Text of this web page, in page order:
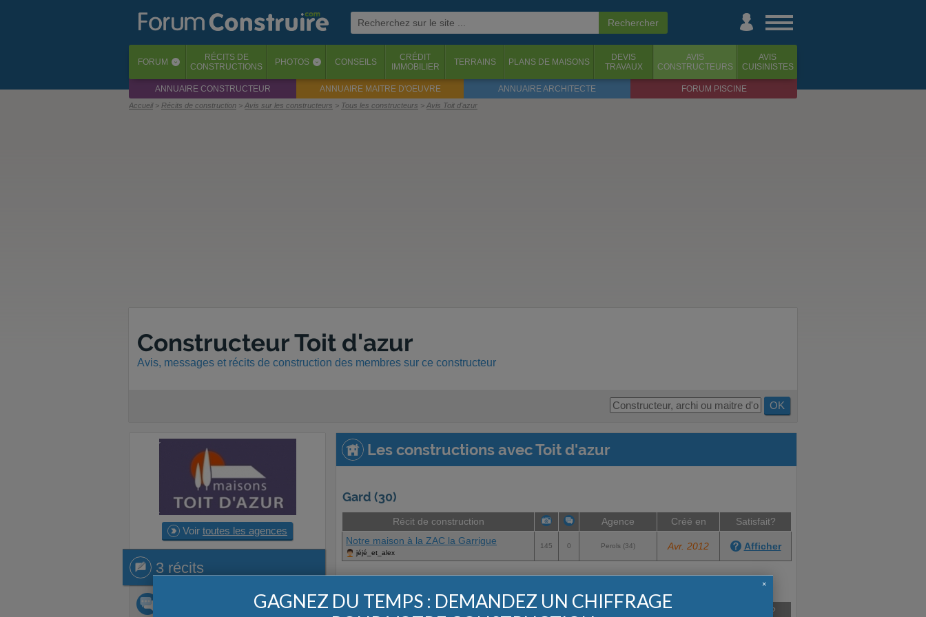
FORUM ‹ RÉCITS DE
CONSTRUCTIONS
PHOTOS ‹ CONSEILS
CRÉDIT
IMMOBILIER
TERRAINS PLANS DE MAISONS
DEVIS
TRAVAUX
AVIS
CONSTRUCTEURS
AVIS
CUISINISTES
ANNUAIRE CONSTRUCTEUR ANNUAIRE MAITRE D'OEUVRE ANNUAIRE ARCHITECTE FORUM PISCINE
Accueil Récits de construction Avis sur les constructeurs Tous les constructeurs Avis Toit d'azur
Constructeur Toit d'azur
Avis, messages et récits de construction des membres sur ce constructeur
OK
Voir toutes les agences
3 récits
forum
3 récits
Les constructions avec Toit d'azur
Gard (30)
Récit de construction Agence Créé en
Satisfait?
Notre maison à la ZAC la Garrigue
jéjé_et_alex
145 0 Perols (34) Avr. 2012 Afficher
Récit de construction Agence Créé en
Satisfait?
GAGNEZ DU TEMPS : DEMANDEZ UN CHIFFRAGE
×